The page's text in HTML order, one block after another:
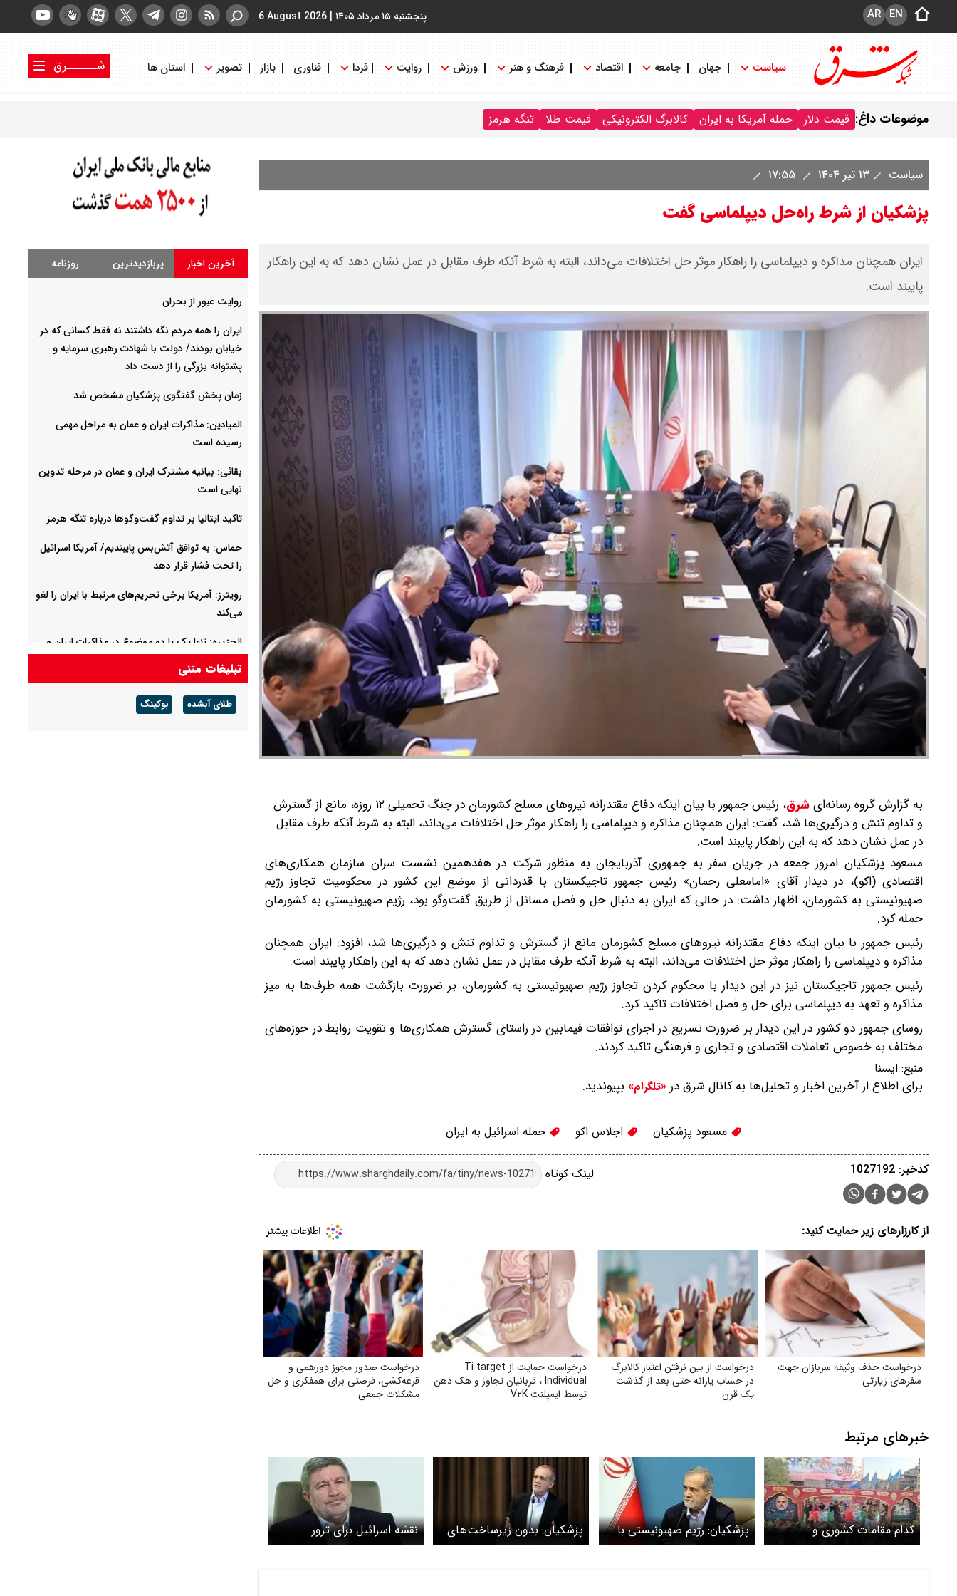
پنجشنبه ۱۵ مرداد ۱۴۰۵ |
6 August 2026 EN
AR
سیاست جهان جامعه اقتصاد فرهنگ و هنر ورزش روایت فردا فناوری بازار تصویر استان ها
شــــــرق
موضوعات داغ: قیمت دلار حمله آمریکا به ایران کالابرگ الکترونیکی قیمت طلا تنگه هرمز
سیاست ۱۳ تیر ۱۴۰۴
پزشکیان از شرط راه‌حل دیپلماسی گفت
ایران همچنان مذاکره و دیپلماسی را راهکار موثر حل اختلافات می‌داند، البته به شرط آنکه طرف مقابل در عمل نشان دهد که به این راهکار
پایبند است.
به گزارش گروه رسانه‌ایشرق،
رئیس جمهور با بیان اینکه دفاع مقتدرانه نیروهای مسلح کشورمان در جنگ تحمیلی ۱۲ روزه، مانع از گسترش
و تداوم تنش و درگیری‌ها شد، گفت: ایران همچنان مذاکره و دیپلماسی را راهکار موثر حل اختلافات می‌داند، البته به شرط آنکه طرف مقابل
در عمل نشان دهد که به این راهکار پایبند است.
مسعود پزشکیان امروز جمعه در جریان سفر به جمهوری آذربایجان به منظور شرکت در هفدهمین نشست سران سازمان همکاری‌های
اقتصادی (اکو)، در دیدار آقای «امامعلی رحمان» رئیس جمهور تاجیکستان با قدردانی از موضع این کشور در محکومیت تجاوز رژیم
صهیونیستی به کشورمان، اظهار داشت: در حالی که ایران به دنبال حل و فصل مسائل از طریق گفت‌وگو بود، رژیم صهیونیستی به کشورمان
حمله کرد.
رئیس جمهور با بیان اینکه دفاع مقتدرانه نیروهای مسلح کشورمان مانع از گسترش و تداوم تنش و درگیری‌ها شد، افزود: ایران همچنان
مذاکره و دیپلماسی را راهکار موثر حل اختلافات می‌داند، البته به شرط آنکه طرف مقابل در عمل نشان دهد که به این راهکار پایبند است.
رئیس جمهور تاجیکستان نیز در این دیدار با محکوم کردن تجاوز رژیم صهیونیستی به کشورمان، بر ضرورت بازگشت همه طرف‌ها به میز
مذاکره و تعهد به دیپلماسی برای حل و فصل اختلافات تاکید کرد.
روسای جمهور دو کشور در این دیدار بر ضرورت تسریع در اجرای توافقات فیمابین در راستای گسترش همکاری‌ها و تقویت روابط در حوزه‌های
مختلف به خصوص تعاملات اقتصادی و تجاری و فرهنگی تاکید کردند.
منبع: ایسنا
برای اطلاع از آخرین اخبار و تحلیل‌ها به کانال شرق در «تلگرام» بپیوندید.
مسعود پزشکیان اجلاس اکو حمله اسرائیل به ایران
لینک کوتاه کدخبر: 1027192
از کارزارهای زیر حمایت کنید:
درخواست حذف وثیقه سربازان جهت
سفرهای زیارتی
درخواست از بین نرفتن اعتبار کالابرگ
در حساب یارانه حتی بعد از گذشت
یک قرن
درخواست حمایت از Ti target
Individual ، قربانیان تجاوز و هک ذهن
توسط ایمپلنت V۲K
درخواست صدور مجوز دورهمی و
قرعه‌کشی، فرصتی برای همفکری و حل
مشکلات جمعی
خبرهای مرتبط
کدام مقامات کشوری و
چهره‌های سیاسی در مراسم
پزشکیان: رژیم صهیونیستی با
حملات تروریستی به ایران
پزشکیان: بدون زیرساخت‌های
بانکی مستقل و ضد تحریم
نقشه اسرائیل برای ترور
رئیس‌جمهور افشا شد/ چند
آخرین اخبار پربازدیدترین روزنامه
روایت عبور از بحران
ایران را همه مردم نگه داشتند نه فقط کسانی که در
خیابان بودند/ دولت با شهادت رهبری سرمایه و
پشتوانه بزرگی را از دست داد
زمان پخش گفتگوی پزشکیان مشخص شد
المیادین: مذاکرات ایران و عمان به مراحل مهمی
رسیده است
بقائی: بیانیه مشترک ایران و عمان در مرحله تدوین
نهایی است
تاکید ایتالیا بر تداوم گفت‌وگوها درباره تنگه هرمز
حماس: به توافق آتش‌بس پایبندیم/ آمریکا اسرائیل
را تحت فشار قرار دهد
رویترز: آمریکا برخی تحریم‌های مرتبط با ایران را لغو
می‌کند
الجزیره: تنها یک یا دو موضوع در مذاکرات ایران و
عمان باقی مانده است
عبور ۲ نفت‌کش پاکستانی از تنگه باب‌المندب
تبلیغات متنی
طلای آبشده بوکینگ